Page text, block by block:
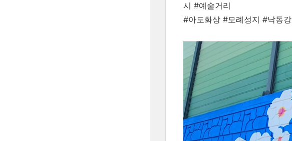
시 #예술거리
#아도화상 #모례성지 #낙동강